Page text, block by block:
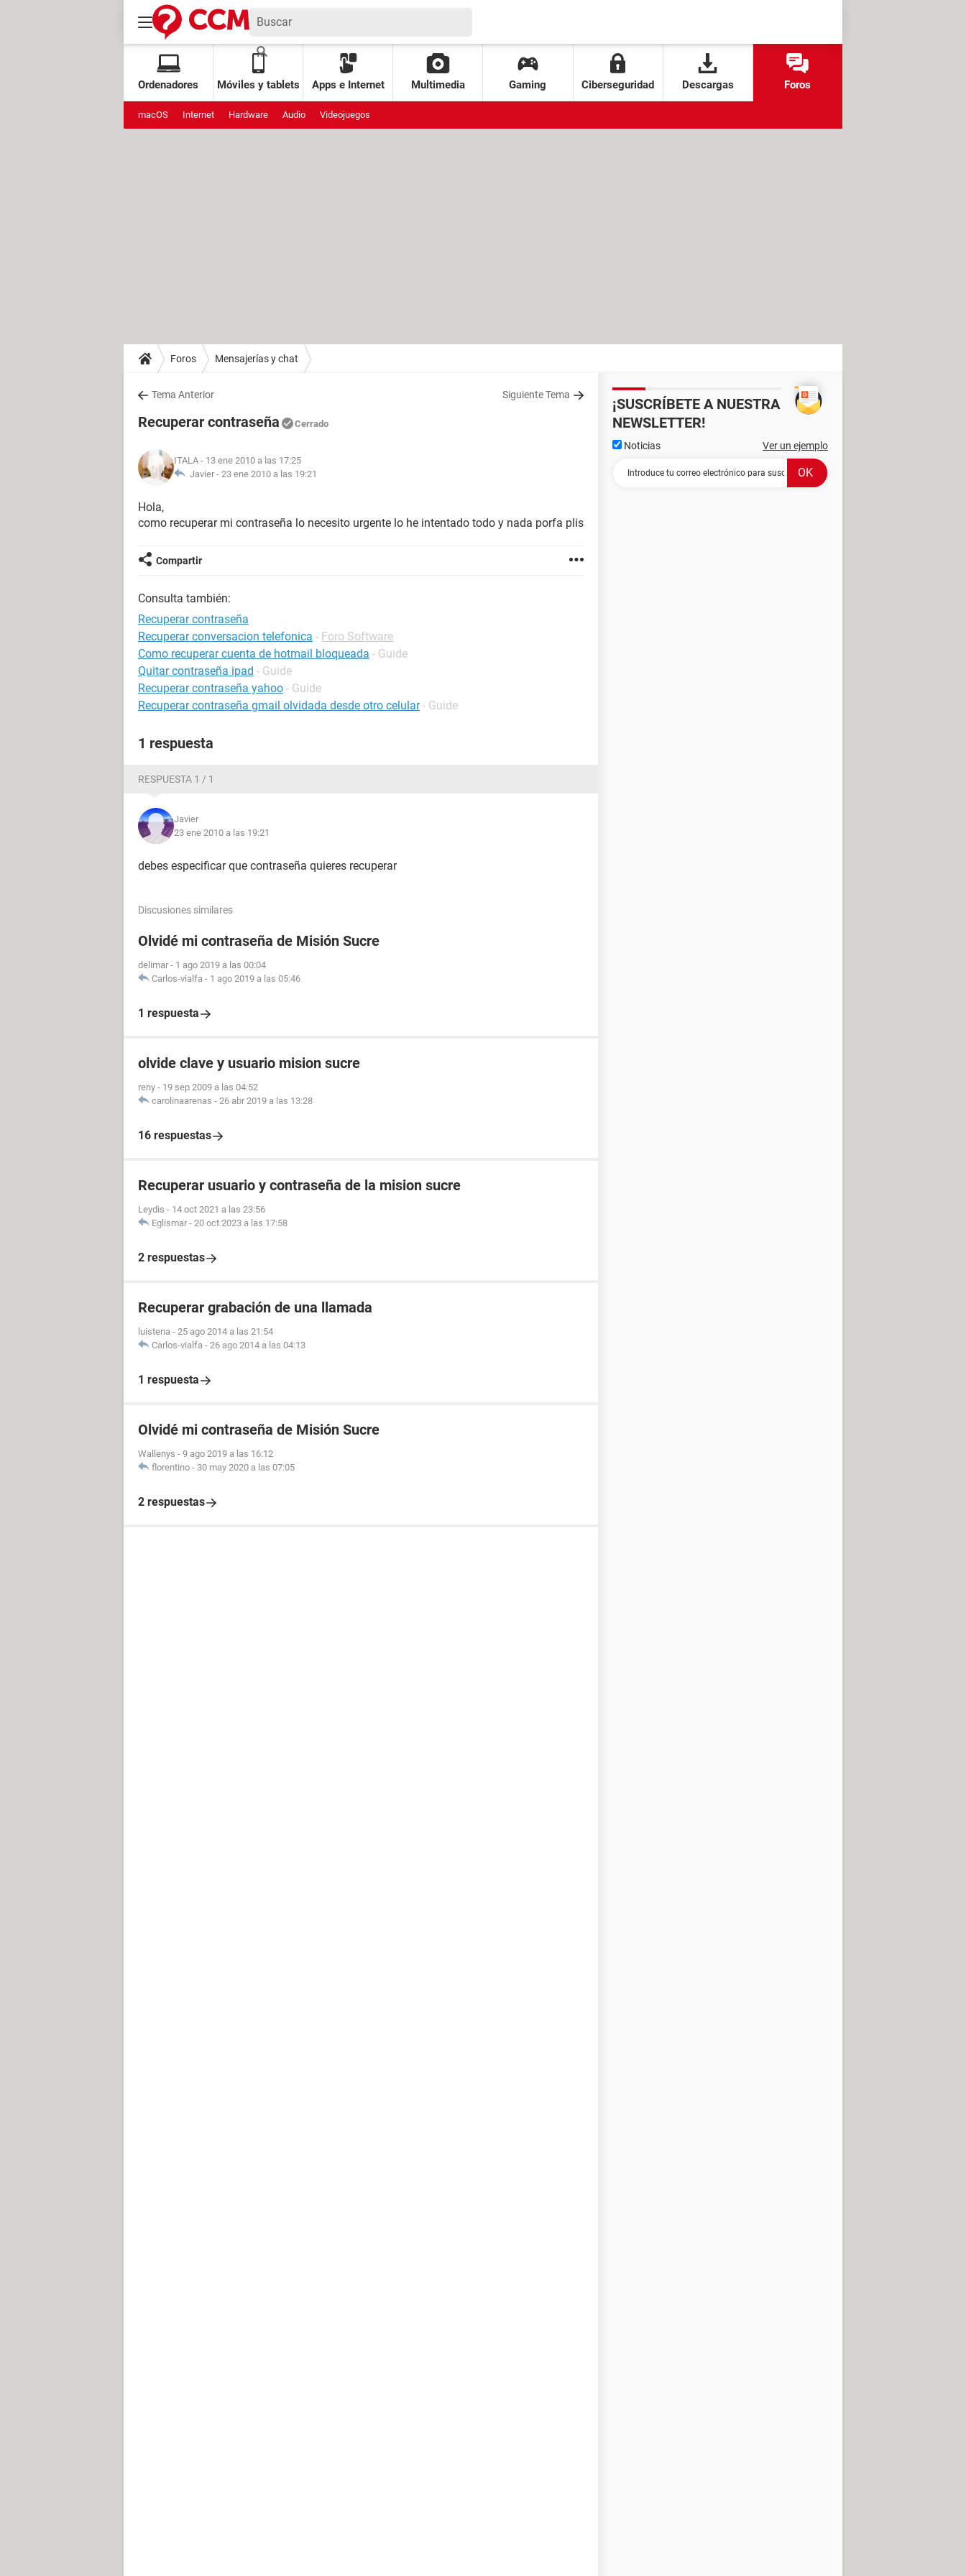
Ordenadores Móviles y tablets Apps e Internet Multimedia Gaming Ciberseguridad Descargas Foros
macOS Internet Hardware Audio Videojuegos
Foros Mensajerías y chat
Tema Anterior Siguiente Tema
Recuperar contraseña Cerrado
ITALA - 13 ene 2010 a las 17:25
Javier - 23 ene 2010 a las 19:21
Hola,
como recuperar mi contraseña lo necesito urgente lo he intentado todo y nada porfa plis
Compartir
Consulta también:
Recuperar contraseña
Recuperar conversacion telefonica - Foro Software
Como recuperar cuenta de hotmail bloqueada - Guide
Quitar contraseña ipad - Guide
Recuperar contraseña yahoo - Guide
Recuperar contraseña gmail olvidada desde otro celular - Guide
1 respuesta
RESPUESTA 1 / 1
Javier
23 ene 2010 a las 19:21
debes especificar que contraseña quieres recuperar
Discusiones similares
Olvidé mi contraseña de Misión Sucre
delimar - 1 ago 2019 a las 00:04
Carlos-vialfa - 1 ago 2019 a las 05:46
1 respuesta
olvide clave y usuario mision sucre
reny - 19 sep 2009 a las 04:52
carolinaarenas - 26 abr 2019 a las 13:28
16 respuestas
Recuperar usuario y contraseña de la mision sucre
Leydis - 14 oct 2021 a las 23:56
Eglismar - 20 oct 2023 a las 17:58
2 respuestas
Recuperar grabación de una llamada
luistena - 25 ago 2014 a las 21:54
Carlos-vialfa - 26 ago 2014 a las 04:13
1 respuesta
Olvidé mi contraseña de Misión Sucre
Wallenys - 9 ago 2019 a las 16:12
florentino - 30 may 2020 a las 07:05
2 respuestas
¡SUSCRÍBETE A NUESTRA
NEWSLETTER!
Noticias Ver un ejemplo